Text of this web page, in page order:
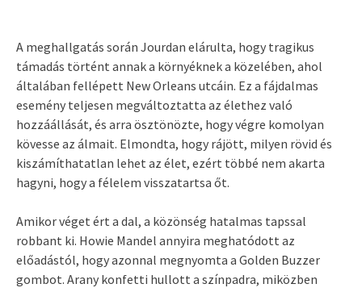
A meghallgatás során Jourdan elárulta, hogy tragikus
támadás történt annak a környéknek a közelében, ahol
általában fellépett New Orleans utcáin. Ez a fájdalmas
esemény teljesen megváltoztatta az élethez való
hozzáállását, és arra ösztönözte, hogy végre komolyan
kövesse az álmait. Elmondta, hogy rájött, milyen rövid és
kiszámíthatatlan lehet az élet, ezért többé nem akarta
hagyni, hogy a félelem visszatartsa őt.
Amikor véget ért a dal, a közönség hatalmas tapssal
robbant ki. Howie Mandel annyira meghatódott az
előadástól, hogy azonnal megnyomta a Golden Buzzer
gombot. Arany konfetti hullott a színpadra, miközben